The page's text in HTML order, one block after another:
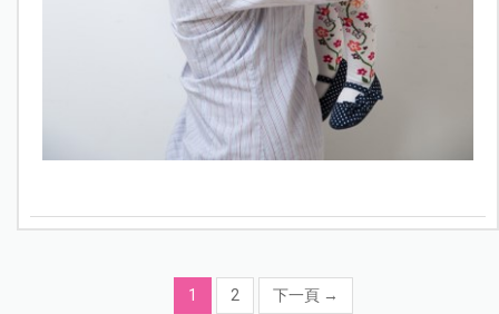
1 2 下一頁 →